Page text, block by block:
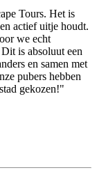
Tours. Het is
actief uitje houdt.
we echt
is absoluut een
en samen met
pubers hebben
gekozen!"